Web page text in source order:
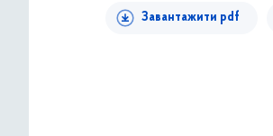
Завантажити pdf